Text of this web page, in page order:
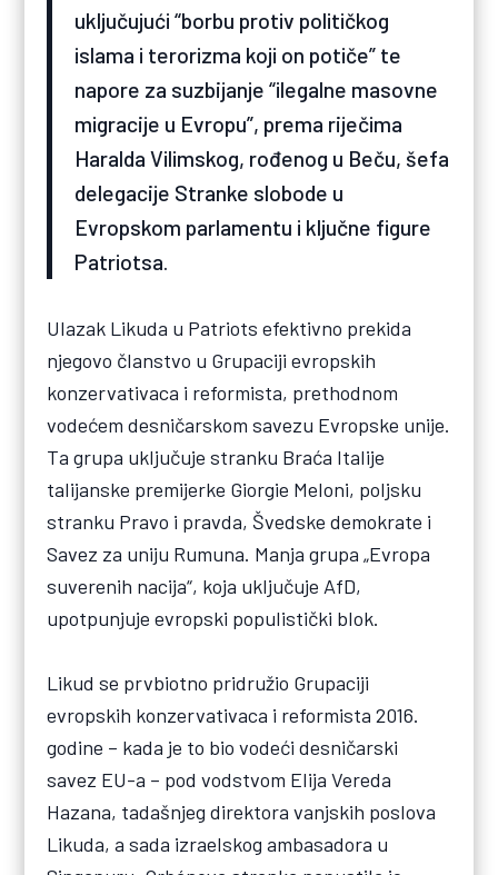
uključujući “borbu protiv političkog
islama i terorizma koji on potiče” te
napore za suzbijanje “ilegalne masovne
migracije u Evropu”, prema riječima
Haralda Vilimskog, rođenog u Beču, šefa
delegacije Stranke slobode u
Evropskom parlamentu i ključne figure
Patriotsa.
Ulazak Likuda u Patriots efektivno prekida
njegovo članstvo u Grupaciji evropskih
konzervativaca i reformista, prethodnom
vodećem desničarskom savezu Evropske unije.
Ta grupa uključuje stranku Braća Italije
talijanske premijerke Giorgie Meloni, poljsku
stranku Pravo i pravda, Švedske demokrate i
Savez za uniju Rumuna. Manja grupa „Evropa
suverenih nacija“, koja uključuje AfD,
upotpunjuje evropski populistički blok.
Likud se prvbiotno pridružio Grupaciji
evropskih konzervativaca i reformista 2016.
godine – kada je to bio vodeći desničarski
savez EU-a – pod vodstvom Elija Vereda
Hazana, tadašnjeg direktora vanjskih poslova
Likuda, a sada izraelskog ambasadora u